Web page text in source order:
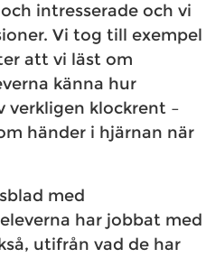
intresserade och vi
Vi tog till exempel
att vi läst om
känna hur
verkligen klockrent –
händer i hjärnan när
med
har jobbat med
utifrån vad de har